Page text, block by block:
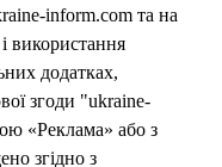
inform.com та на
використання
додатках,
згоди "ukraine-
«Реклама» або з
згідно з